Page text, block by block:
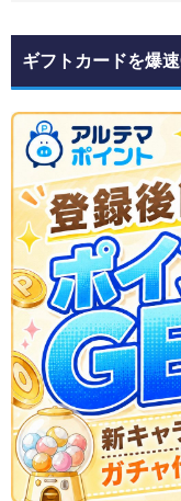
ギフトカードを爆